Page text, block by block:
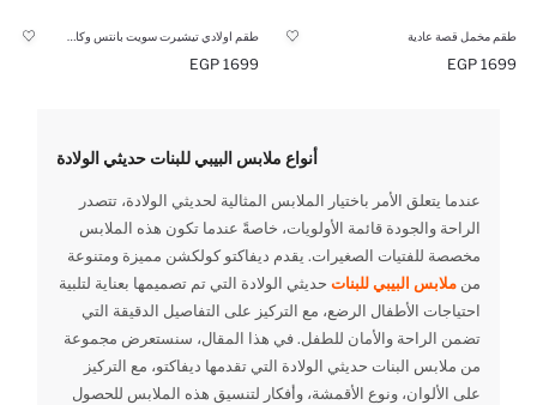
طقم مخمل قصة عادية
1699 EGP
طقم اولادي تيشيرت سويت بانتس وكارديجان قصة عادية - 3 قطع
1699 EGP
أنواع ملابس البيبي للبنات حديثي الولادة
عندما يتعلق الأمر باختيار الملابس المثالية لحديثي الولادة، تتصدر
الراحة والجودة قائمة الأولويات، خاصةً عندما تكون هذه الملابس
مخصصة للفتيات الصغيرات. يقدم ديفاكتو كولكشن مميزة ومتنوعة
من ملابس البيبي للبنات حديثي الولادة التي تم تصميمها بعناية لتلبية
احتياجات الأطفال الرضع، مع التركيز على التفاصيل الدقيقة التي
تضمن الراحة والأمان للطفل. في هذا المقال، سنستعرض مجموعة
من ملابس البنات حديثي الولادة التي تقدمها ديفاكتو، مع التركيز
على الألوان، ونوع الأقمشة، وأفكار لتنسيق هذه الملابس للحصول